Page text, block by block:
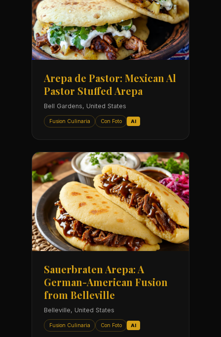
Arepa de Pastor: Mexican Al
Pastor Stuffed Arepa
Bell Gardens, United States
Fusion Culinaria Con Foto AI
Sauerbraten Arepa: A
German-American Fusion
from Belleville
Belleville, United States
Fusion Culinaria Con Foto AI